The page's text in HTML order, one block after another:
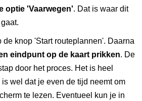
optie 'Vaarwegen'. Dat is waar dit
de knop 'Start routeplannen'. Daarna
eindpunt op de kaart prikken. De
door het proces. Het is heel
wel dat je even de tijd neemt om
te lezen. Eventueel kun je in